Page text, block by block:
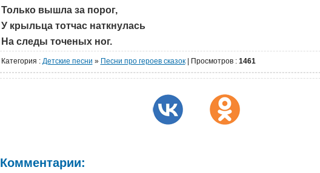
Только вышла за порог,
У крыльца тотчас наткнулась
На следы точеных ног.
Категория : Детские песни » Песни про героев сказок| Просмотров : 1461
Комментарии: